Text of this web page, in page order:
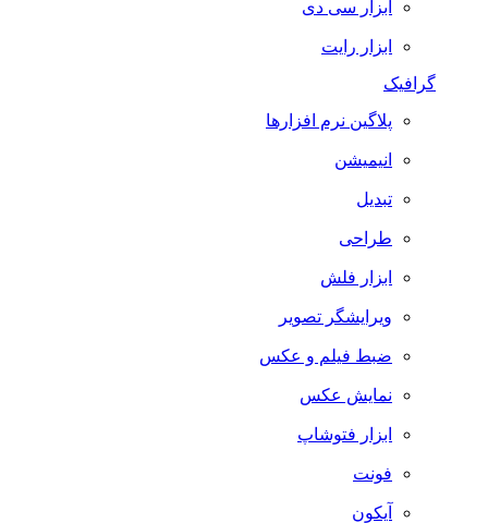
ابزار سی دی
ابزار رایت
گرافیک
پلاگین نرم افزارها
انیمیشن
تبدیل
طراحی
ابزار فلش
ویرایشگر تصویر
ضبط فيلم و عكس
نمایش عکس
ابزار فتوشاپ
فونت
آیکون